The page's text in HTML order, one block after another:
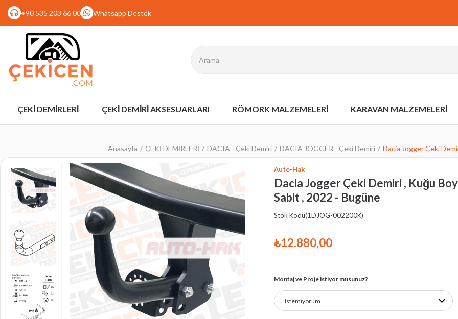
+90 535 203 66 00 Whatsapp Destek
ÇEKİ DEMİRLERİ ÇEKİ DEMİRİ AKSESUARLARI RÖMORK MALZEMELERİ KARAVAN MALZEMELERİ
Anasayfa ÇEKİ DEMİRLERİ DACIA - Çeki Demiri DACIA JOGGER - Çeki Demiri Dacia Jogger Çeki
›
Auto-Hak
Dacia Jogger Çeki Demiri , Kuğu
Sabit , 2022 - Bugüne
Stok Kodu(1DJOG-002200K)
₺12.880,00
Montaj ve Proje İstiyor musunuz?